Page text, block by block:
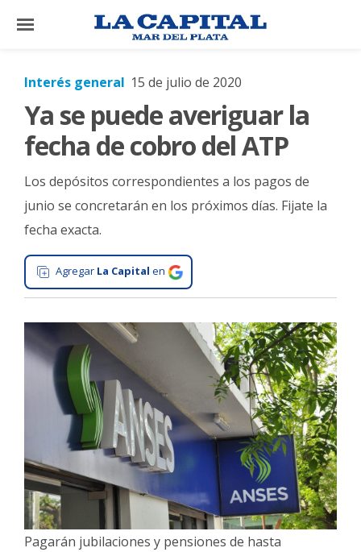
×
El
País
Mundo
La
Zona
Cultura
Tecnología
Gastronomía
Salud
Interés
General
Deportes
Arte
y
Espectáculos
Interés general 15 de julio de 2020
Ya se puede averiguar la
fecha de cobro del ATP
Los depósitos correspondientes a los pagos de
junio se concretarán en los próximos días. Fijate la
fecha exacta.
Agregar La Capital en
Pagarán jubilaciones y pensiones de hasta